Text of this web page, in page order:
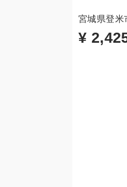
宮城県登米
¥